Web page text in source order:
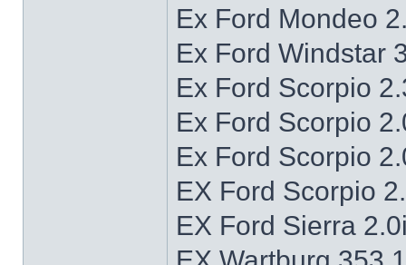
Ex Ford Mondeo
Ex Ford Windstar
Ex Ford Scorpio
Ex Ford Scorpio
Ex Ford Scorpio
EX Ford Scorpio
EX Ford Sierra